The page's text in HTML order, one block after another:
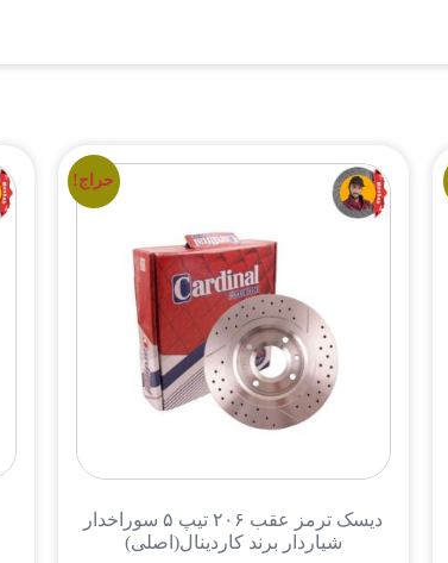
حراج!
دیسک ترمز عقب ۲۰۶ تیپ ۵ سوراخدار
شیاردار برند کاردینال(اصلی)